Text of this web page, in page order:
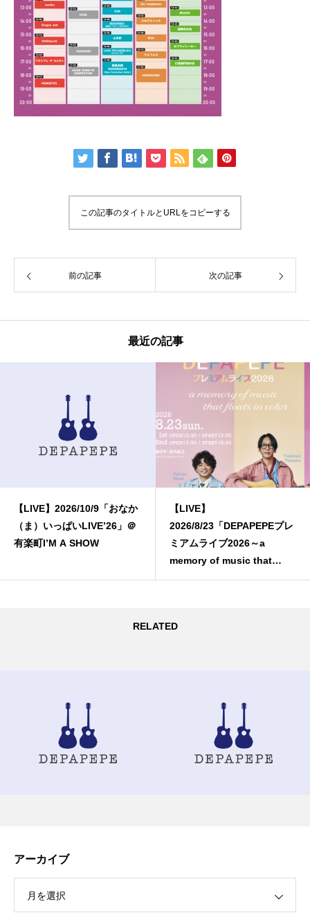
この記事のタイトルとURLをコピーする
前の記事 次の記事
最近の記事
【LIVE】2026/10/9「おなか
（ま）いっぱいLIVE’26」＠
有楽町I’M A SHOW
【LIVE】
2026/8/23「DEPAPEPEプレ
ミアムライブ2026～a
memory of music that
floats in color～」
RELATED
アーカイブ
月を選択